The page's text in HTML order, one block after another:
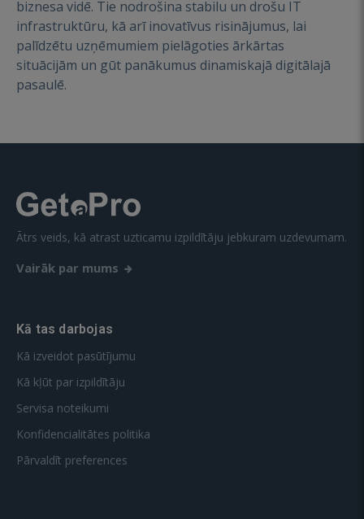
biznesa vidē. Tie nodrošina stabilu un drošu IT
infrastruktūru, kā arī inovatīvus risinājumus, lai
palīdzētu uzņēmumiem pielāgoties ārkārtas
situācijām un gūt panākumus dinamiskajā digitālajā
pasaulē.
Ātrs veids, kā atrast uzticamu izpildītāju jebkuram uzdevumam.
Vairāk par mums
Kā tas darbojas
Kā izveidot pasūtījumu
Kā kļūt par izpildītāju
Servisa noteikumi
Konfidencialitātes politika
Pārvaldīt preferences